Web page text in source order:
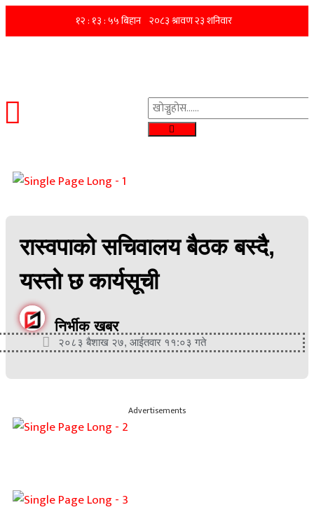
रास्वपाको सचिवालय बैठक बस्दै,
यस्तो छ कार्यसूची
निर्भीक खबर
२०८३ बैशाख २७, आईतवार ११:०३ गते
Advertisements